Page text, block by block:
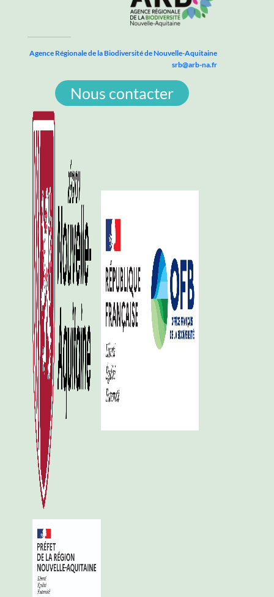
Agence Régionale de la Biodiversité de Nouvelle-Aquitaine
srb@arb-na.fr
Nous contacter